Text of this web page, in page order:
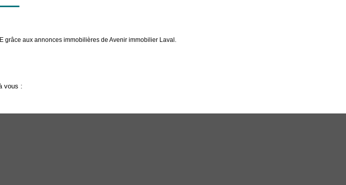
grâce aux annonces immobilières de Avenir immobilier Laval.
vous :